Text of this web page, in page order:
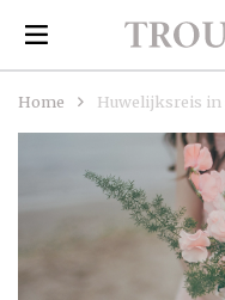
Home Huwelijksreis in